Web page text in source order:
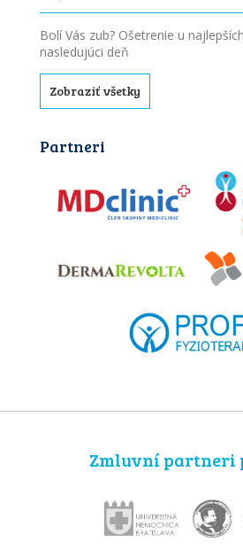
Bolí Vás zub? Ošetrenie u
nasledujúci deň
Zobraziť všetky
Partneri
Zmluvní partneri